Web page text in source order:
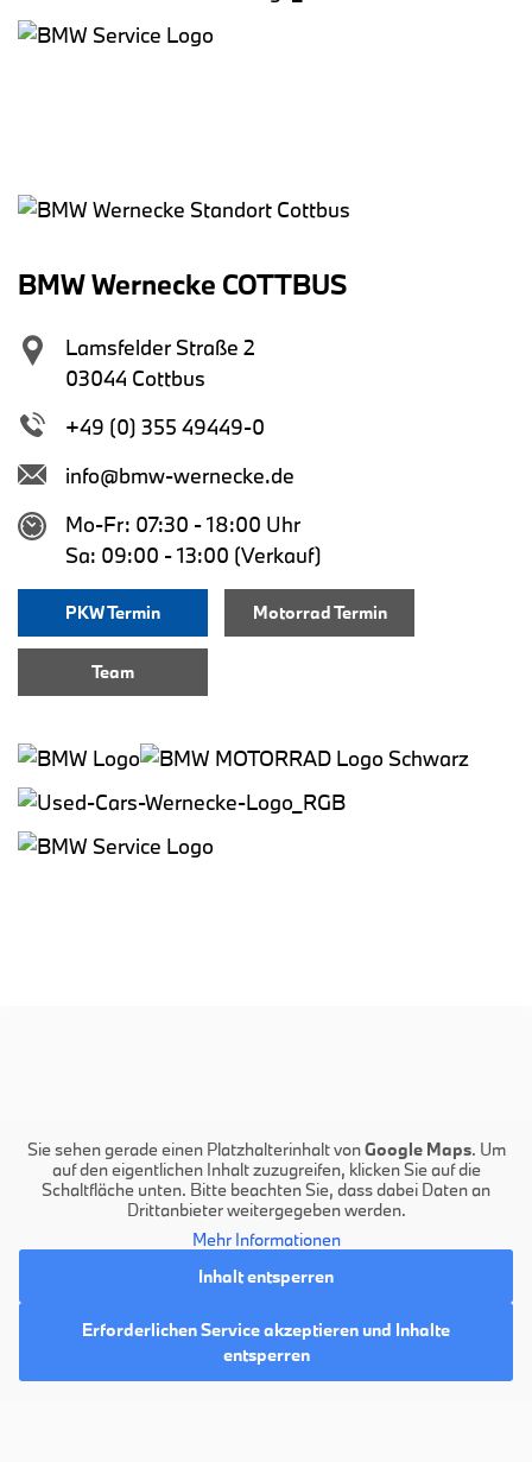
BMW Wernecke COTTBUS
Lamsfelder Straße 2
03044 Cottbus
+49 (0) 355 49449-0
info@bmw-wernecke.de
Mo-Fr: 07:30 - 18:00 Uhr
Sa: 09:00 - 13:00 (Verkauf)
PKW Termin Motorrad Termin
Team
Sie sehen gerade einen Platzhalterinhalt vonGoogle Maps. Um
auf den eigentlichen Inhalt zuzugreifen, klicken Sie auf die
Schaltfläche unten. Bitte beachten Sie, dass dabei Daten an
Drittanbieter weitergegeben werden.
Mehr Informationen
Inhalt entsperren
Erforderlichen Service akzeptieren und Inhalte
entsperren